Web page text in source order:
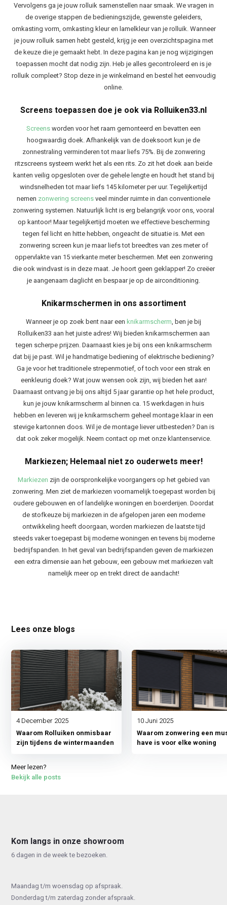
Vervolgens ga je jouw rolluik samenstellen naar smaak. We vragen in
de overige stappen de bedieningszijde, gewenste geleiders,
omkasting vorm, omkasting kleur en lamelkleur van je rolluik. Wanneer
je jouw rolluik samen hebt gesteld, krijg je een overzichtspagina met
de keuze die je gemaakt hebt. In deze pagina kan je nog wijzigingen
toepassen mocht dat nodig zijn. Heb je alles gecontroleerd en is je
rolluik compleet? Stop deze in je winkelmand en bestel het eenvoudig
online.
Screens toepassen doe je ook via Rolluiken33.nl
Screensworden voor het raam gemonteerd en bevatten een
hoogwaardig doek. Afhankelijk van de doeksoort kun je de
zonnestraling verminderen tot maar liefs 75%. Bij de zonwering
ritzscreens systeem werkt het als een rits. Zo zit het doek aan beide
kanten veilig opgesloten over de gehele lengte en houdt het stand bij
windsnelheden tot maar liefs 145 kilometer per uur. Tegelijkertijd
nemen zonwering screensveel minder ruimte in dan conventionele
zonwering systemen. Natuurlijk licht is erg belangrijk voor ons, vooral
op kantoor! Maar tegelijkertijd moeten we effectieve bescherming
tegen fel licht en hitte hebben, ongeacht de situatie is. Met een
zonwering screen kun je maar liefs tot breedtes van zes meter of
oppervlakte van 15 vierkante meter beschermen. Met een zonwering
die ook windvast is in deze maat. Je hoort geen geklapper! Zo creëer
je aangenaam daglicht en bespaar je op de airconditioning.
Knikarmschermen in ons assortiment
Wanneer je op zoek bent naar een knikarmscherm, ben je bij
Rolluiken33 aan het juiste adres! Wij bieden knikarmschermen aan
tegen scherpe prijzen. Daarnaast kies je bij ons een knikarmscherm
dat bij je past. Wil je handmatige bediening of elektrische bediening?
Ga je voor het traditionele strepenmotief, of toch voor een strak en
eenkleurig doek? Wat jouw wensen ook zijn, wij bieden het aan!
Daarnaast ontvang je bij ons altijd 5 jaar garantie op het hele product,
kun je jouw knikarmscherm al binnen ca. 15 werkdagen in huis
hebben en leveren wij je knikarmscherm geheel montage klaar in een
stevige kartonnen doos. Wil je de montage liever uitbesteden? Dan is
dat ook zeker mogelijk. Neem contact op met onze klantenservice.
Markiezen; Helemaal niet zo ouderwets meer!
Markiezen zijn de oorspronkelijke voorgangers op het gebied van
zonwering. Men ziet de markiezen voornamelijk toegepast worden bij
oudere gebouwen en of landelijke woningen en boerderijen. Doordat
de stofkeuze bij markiezen in de afgelopen jaren een moderne
ontwikkeling heeft doorgaan, worden markiezen de laatste tijd
steeds vaker toegepast bij moderne woningen en tevens bij moderne
bedrijfspanden. In het geval van bedrijfspanden geven de markiezen
een extra dimensie aan het gebouw, een gebouw met markiezen valt
namelijk meer op en trekt direct de aandacht!
Lees onze blogs
Meer lezen?
Bekijk alle posts
4 December 2025
Waarom Rolluiken onmisbaar
zijn tijdens de wintermaanden
10 Juni 2025
Waarom zonwering een
have is voor elke woning
Kom langs in onze showroom
6 dagen in de week te bezoeken.
Maandag t/m woensdag op afspraak.
Donderdag t/m zaterdag zonder afspraak.